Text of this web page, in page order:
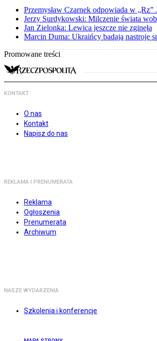
Przemysław Czarnek odpowiada w
Jerzy Surdykowski: Milczenie świata
Jan Zielonka: Lewica jeszcze nie zginęła
Marcin Duma: Ukraińcy badają nastroje
Promowane treści
KONTAKT
O nas
Kontakt
Napisz do nas
REKLAMA I PRENUMERATA
Reklama
Ogłoszenia
Prenumerata
Archiwum
NASZE WYDARZENIA
Szkolenia i konferencje